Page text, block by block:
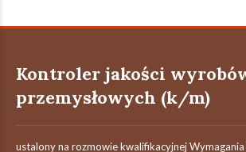
Kontroler jakości
przemysłowych (k/m)
ustalony na rozmowie kwalifikacyjnej